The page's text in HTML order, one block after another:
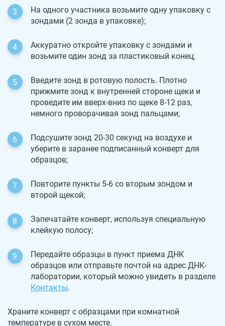
На одного участника возьмите одну упаковку с
зондами (2 зонда в упаковке);
Аккуратно откройте упаковку с зондами и
возьмите один зонд за пластиковый конец;
Введите зонд в ротовую полость. Плотно
прижмите зонд к внутренней стороне щеки и
проведите им вверх-вниз по щеке 8-12 раз,
немного проворачивая зонд пальцами;
Подсушите зонд 20-30 секунд на воздухе и
уберите в заранее подписанный конверт для
образцов;
Повторите пункты 5-6 со вторым зондом и
второй щекой;
Запечатайте конверт, используя специальную
клейкую полосу;
Передайте образцы в пункт приема ДНК
образцов или отправьте почтой на адрес ДНК-
лаборатории, который можно увидеть в разделе
Контакты.
Храните конверт с образцами при комнатной
температуре в сухом месте.